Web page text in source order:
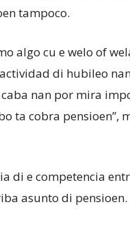
tampoco.
algo cu e welo of
di hubileo
nan por mira
ta cobra pensioen”,
di e competencia
asunto di pensioen.